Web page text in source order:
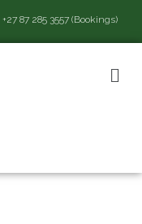
+27 87 285 3557 (Bookings)